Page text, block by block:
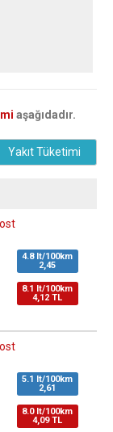
aşağıdadır.
Yakıt Tüketimi
4.8 lt/100km
2,45
8.1 lt/100km
4,12 TL
5.1 lt/100km
2,61
8.0 lt/100km
4,09 TL